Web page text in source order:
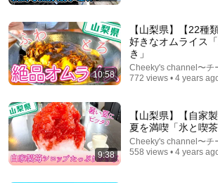
10:58
【山梨県】【22種
好きなオムライス
き」
Cheeky's channel〜チ
772 views • 4 years
9:38
【山梨県】【自家
夏を満喫「氷と喫茶
Cheeky's channel〜チ
558 views • 4 years